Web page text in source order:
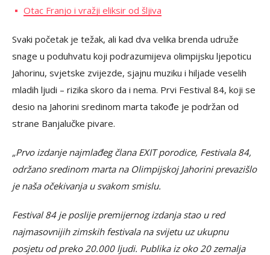
Otac Franjo i vražji eliksir od šljiva
Svaki početak je težak, ali kad dva velika brenda udruže
snage u poduhvatu koji podrazumijeva olimpijsku ljepoticu
Jahorinu, svjetske zvijezde, sjajnu muziku i hiljade veselih
mladih ljudi – rizika skoro da i nema. Prvi Festival 84, koji se
desio na Jahorini sredinom marta takođe je podržan od
strane Banjalučke pivare.
„Prvo izdanje najmlađeg člana EXIT porodice, Festivala 84,
održano sredinom marta na Olimpijskoj Jahorini prevazišlo
je naša očekivanja u svakom smislu.
Festival 84 je poslije premijernog izdanja stao u red
najmasovnijih zimskih festivala na svijetu uz ukupnu
posjetu od preko 20.000 ljudi. Publika iz oko 20 zemalja